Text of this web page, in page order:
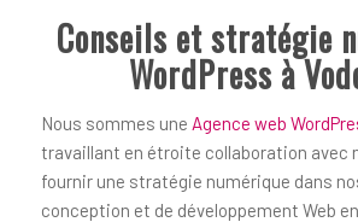
Conseils et stratégie
WordPress à
Nous sommes une Agence web
travaillant en étroite collaboration avec
fournir une stratégie numérique dans
conception et de développement Web